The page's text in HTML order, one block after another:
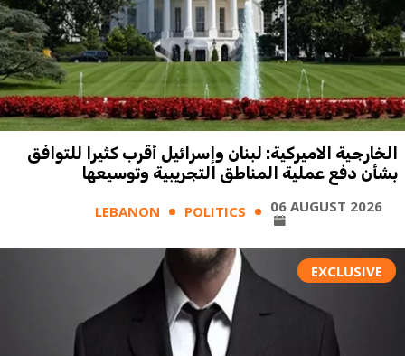
الخارجية الاميركية: لبنان وإسرائيل أقرب كثيرا للتوافق
بشأن دفع عملية المناطق التجريبية وتوسيعها
LEBANON POLITICS 06 AUGUST 2026
EXCLUSIVE